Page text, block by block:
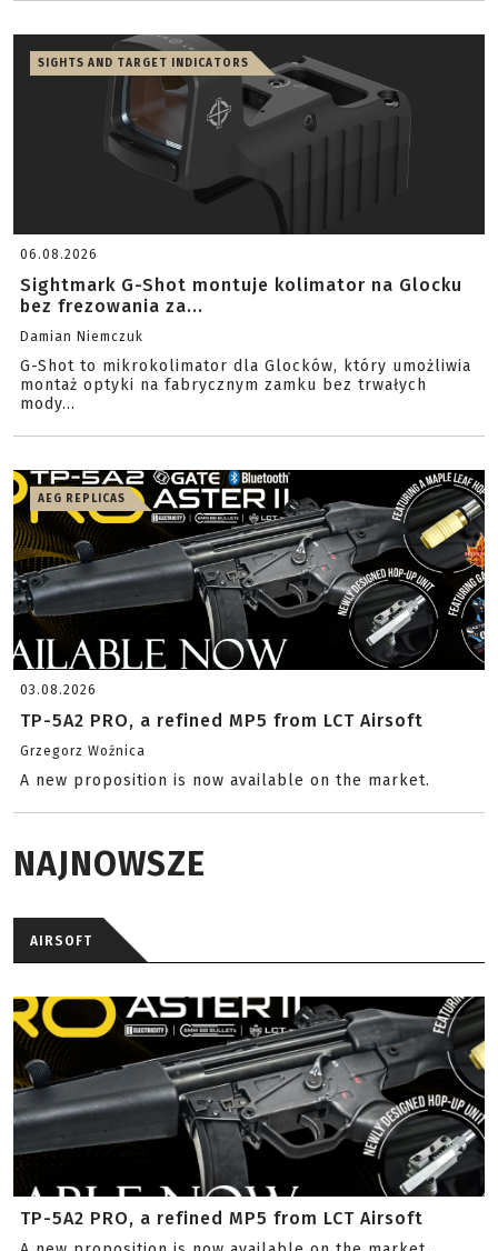
SIGHTS AND TARGET INDICATORS
06.08.2026
Sightmark G-Shot montuje kolimator na Glocku
bez frezowania za...
Damian Niemczuk
G-Shot to mikrokolimator dla Glocków, który umożliwia
montaż optyki na fabrycznym zamku bez trwałych
mody...
AEG REPLICAS
03.08.2026
TP-5A2 PRO, a refined MP5 from LCT Airsoft
Grzegorz Woźnica
A new proposition is now available on the market.
NAJNOWSZE
AIRSOFT
TP-5A2 PRO, a refined MP5 from LCT Airsoft